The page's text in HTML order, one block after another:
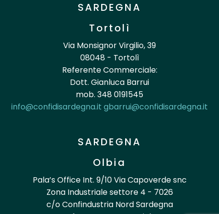
SARDEGNA
Tortolì
Via Monsignor Virgilio, 39
08048 - Tortolì
Referente Commerciale:
Dott. Gianluca Barrui
mob. 348 0191545
info@confidisardegna.it gbarrui@confidisardegna.it
SARDEGNA
Olbia
Pala’s Office Int. 9/10 Via Capoverde snc
Zona Industriale settore 4 - 7026
c/o Confindustria Nord Sardegna